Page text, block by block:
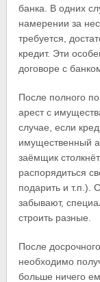
банка. В одних
намерении за
требуется,
кредит. Эти
договоре с
После полного
арест с
случае, если
имущественный
заёмщик
распорядиться
подарить и т.п.).
забывают,
строить разные.
После
необходимо
больше ничего